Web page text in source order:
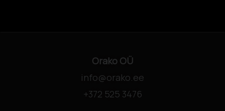
Orako OÜ
info@orako.ee
+372 525 3476